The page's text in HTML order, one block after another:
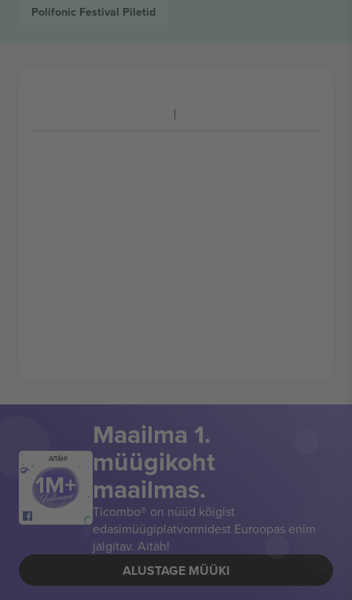
Polifonic Festival Piletid
AITÄH!
Maailma 1.
müügikoht
maailmas.
Ticombo® on nüüd kõigist
edasimüügiplatvormidest Euroopas enim
jälgitav. Aitäh!
ALUSTAGE MÜÜKI